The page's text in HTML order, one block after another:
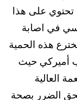
تحتوي على هذا
في اصابة
هذه الحمية
أميركي حيث
العالية
الضرر بصحة